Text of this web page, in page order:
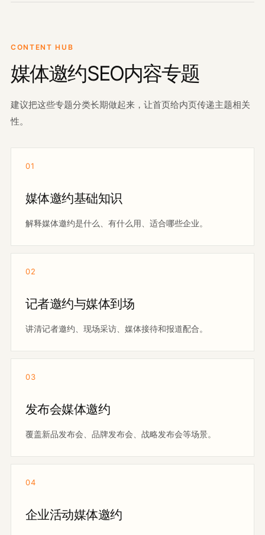
CONTENT HUB
媒体邀约SEO内容专题
建议把这些专题分类长期做起来，让首页给内页传递主题相关
性。
01
媒体邀约基础知识
解释媒体邀约是什么、有什么用、适合哪些企业。
02
记者邀约与媒体到场
讲清记者邀约、现场采访、媒体接待和报道配合。
03
发布会媒体邀约
覆盖新品发布会、品牌发布会、战略发布会等场景。
04
企业活动媒体邀约